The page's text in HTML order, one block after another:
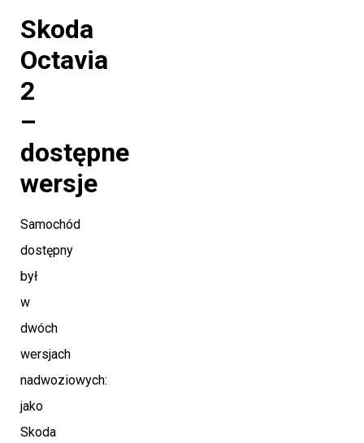
Skoda
Octavia
2
–
dostępne
wersje
Samochód
dostępny
był
w
dwóch
wersjach
nadwoziowych:
jako
Skoda